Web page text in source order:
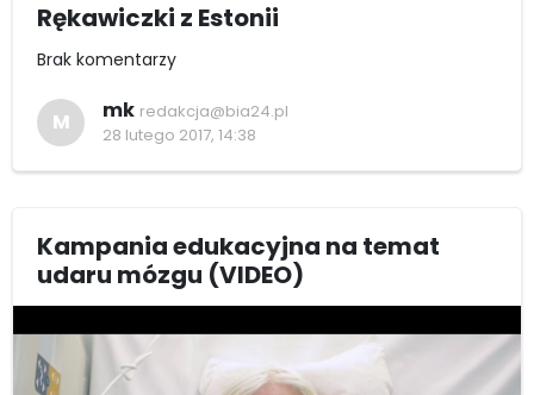
Rękawiczki z Estonii
Brak komentarzy
M mk redakcja@bia24.pl
28 lutego 2017, 14:38
Kampania edukacyjna na temat
udaru mózgu (VIDEO)